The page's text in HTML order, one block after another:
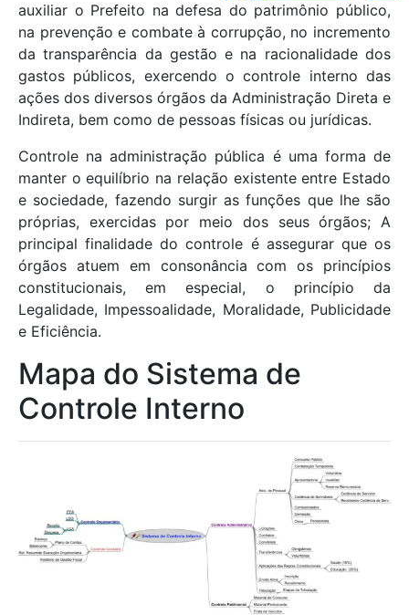
auxiliar o Prefeito na defesa do patrimônio público,
na prevenção e combate à corrupção, no incremento
da transparência da gestão e na racionalidade dos
gastos públicos, exercendo o controle interno das
ações dos diversos órgãos da Administração Direta e
Indireta, bem como de pessoas físicas ou jurídicas.
Controle na administração pública é uma forma de
manter o equilíbrio na relação existente entre Estado
e sociedade, fazendo surgir as funções que lhe são
próprias, exercidas por meio dos seus órgãos; A
principal finalidade do controle é assegurar que os
órgãos atuem em consonância com os princípios
constitucionais, em especial, o princípio da
Legalidade, Impessoalidade, Moralidade, Publicidade
e Eficiência.
Mapa do Sistema de
Controle Interno